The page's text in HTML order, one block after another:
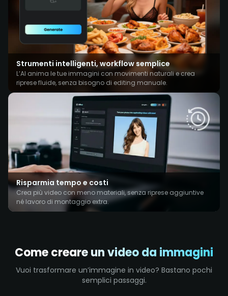
Strumenti intelligenti, workflow semplice
L’AI anima le tue immagini con movimenti naturali e crea
riprese fluide, senza bisogno di editing manuale.
Risparmia tempo e costi
Crea più video con meno materiali, senza riprese aggiuntive
né lavoro di montaggio extra.
Come creare un video da immagini
Vuoi trasformare un’immagine in video? Bastano pochi
semplici passaggi.